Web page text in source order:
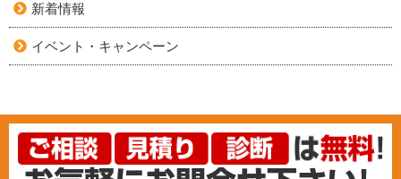
新着情報
イベント・キャンペーン